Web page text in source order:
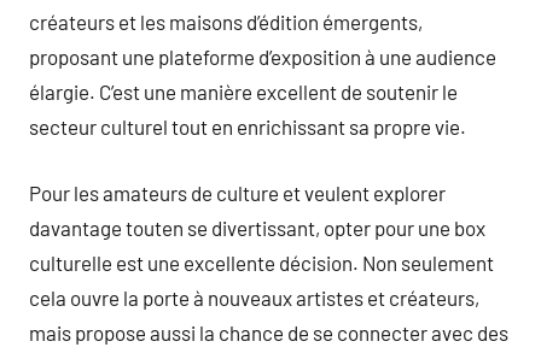
créateurs et les maisons d’édition émergents,
proposant une plateforme d’exposition à une audience
élargie. C’est une manière excellent de soutenir le
secteur culturel tout en enrichissant sa propre vie.
Pour les amateurs de culture et veulent explorer
davantage touten se divertissant, opter pour une box
culturelle est une excellente décision. Non seulement
cela ouvre la porte à nouveaux artistes et créateurs,
mais propose aussi la chance de se connecter avec des